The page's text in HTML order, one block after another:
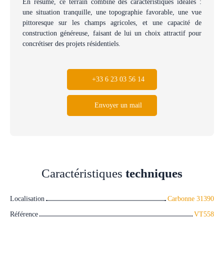
une situation tranquille, une topographie favorable, une vue
pittoresque sur les champs agricoles, et une capacité de
construction généreuse, faisant de lui un choix attractif pour
concrétiser des projets résidentiels.
+33 6 23 03 56 14
Envoyer un mail
Caractéristiques techniques
Localisation
Carbonne 31390
Référence
VT558